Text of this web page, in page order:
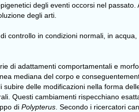
degli eventi occorsi nel passato.
degli arti.
controllo in condizioni normali, in
di adattamenti comportamentali e
mediana del corpo e
delle modificazioni nella forma
Questi cambiamenti rispecchiano
di Polypterus . Secondo i ricercatori